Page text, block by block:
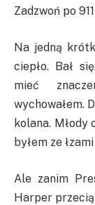
Zadzwoń po
Na jedną
ciepło. Bał
mieć
wychowałem.
kolana. Młody
byłem ze
Ale zanim
Harper